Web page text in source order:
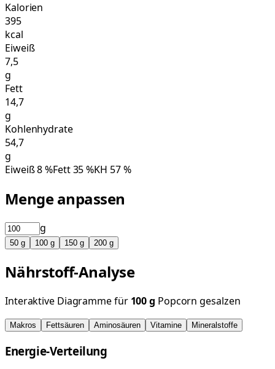
Kalorien
395
kcal
Eiweiß
7,5
g
Fett
14,7
g
Kohlenhydrate
54,7
g
Eiweiß8%Fett35%KH 57%
Menge anpassen
g
50 g 100 g 150 g 200 g
Nährstoff-Analyse
Interaktive Diagramme für 100g Popcorn gesalzen
Makros Fettsäuren Aminosäuren Vitamine Mineralstoffe
Energie-Verteilung